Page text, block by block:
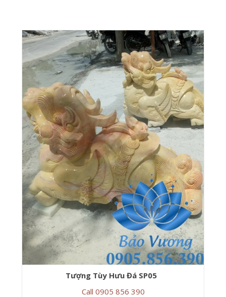
Tượng Tùy Hưu Đá SP05
Call 0905 856 390